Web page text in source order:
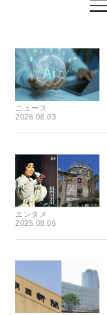
ニュース
2026.08.03
エンタメ
2025.08.06